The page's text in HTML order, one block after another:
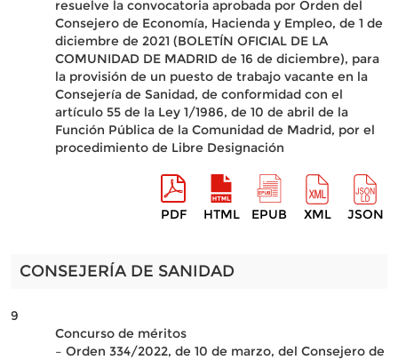
resuelve la convocatoria aprobada por Orden del
Consejero de Economía, Hacienda y Empleo, de 1 de
diciembre de 2021 (BOLETÍN OFICIAL DE LA
COMUNIDAD DE MADRID de 16 de diciembre), para
la provisión de un puesto de trabajo vacante en la
Consejería de Sanidad, de conformidad con el
artículo 55 de la Ley 1/1986, de 10 de abril de la
Función Pública de la Comunidad de Madrid, por el
procedimiento de Libre Designación
PDF HTML EPUB XML JSON
CONSEJERÍA DE SANIDAD
9
Concurso de méritos
– Orden 334/2022, de 10 de marzo, del Consejero de